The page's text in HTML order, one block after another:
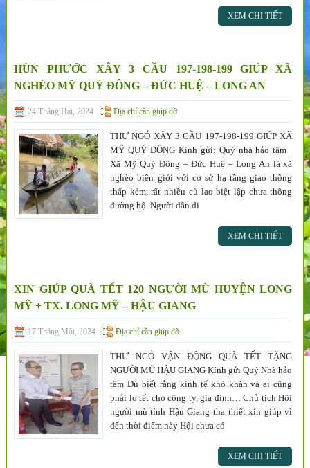
XEM CHI TIẾT
HÙN PHƯỚC XÂY 3 CẦU 197-198-199 GIÚP XÃ
NGHÈO MỸ QUÝ ĐÔNG – ĐỨC HUỆ – LONG AN
24 Tháng Hai, 2024 Địa chỉ cần giúp đỡ
THƯ NGỎ XÂY 3 CẦU 197-198-199 GIÚP XÃ
MỸ QUÝ ĐÔNG Kính gửi: Quý nhà hảo tâm
Xã Mỹ Quý Đông – Đức Huệ – Long An là xã
nghèo biên giới với cơ sở hạ tầng giao thông
thấp kém, rất nhiều cù lao biệt lập chưa thông
đường bộ. Người dân di
XEM CHI TIẾT
XIN GIÚP QUÀ TẾT 120 NGƯỜI MÙ HUYỆN LONG
MỸ + TX. LONG MỸ – HẬU GIANG
17 Tháng Một, 2024 Địa chỉ cần giúp đỡ
THƯ NGỎ VẬN ĐỘNG QUÀ TẾT TẶNG
NGƯỜI MÙ HẬU GIANG Kính gửi Quý Nhà hảo
tâm Dù biết rằng kinh tế khó khăn và ai cũng
phải lo tết cho công ty, gia đình… Chủ tịch Hội
người mù tỉnh Hậu Giang tha thiết xin giúp vì
đến thời điểm này Hội chưa có
XEM CHI TIẾT